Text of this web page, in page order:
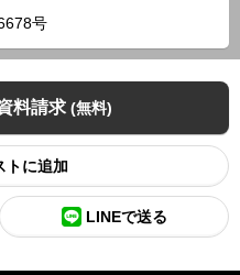
号
料請求 (無料)
ト
LINEで送る